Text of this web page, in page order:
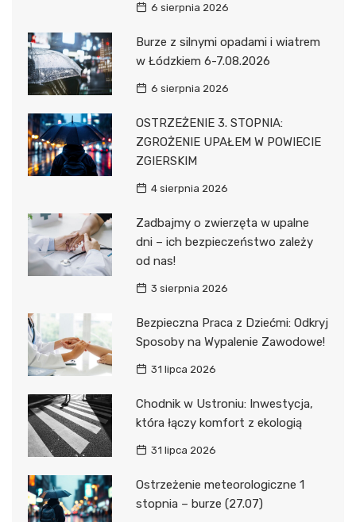
6 sierpnia 2026
Burze z silnymi opadami i wiatrem
w Łódzkiem 6-7.08.2026
6 sierpnia 2026
OSTRZEŻENIE 3. STOPNIA:
ZGROŻENIE UPAŁEM W POWIECIE
ZGIERSKIM
4 sierpnia 2026
Zadbajmy o zwierzęta w upalne
dni – ich bezpieczeństwo zależy
od nas!
3 sierpnia 2026
Bezpieczna Praca z Dziećmi: Odkryj
Sposoby na Wypalenie Zawodowe!
31 lipca 2026
Chodnik w Ustroniu: Inwestycja,
która łączy komfort z ekologią
31 lipca 2026
Ostrzeżenie meteorologiczne 1
stopnia – burze (27.07)